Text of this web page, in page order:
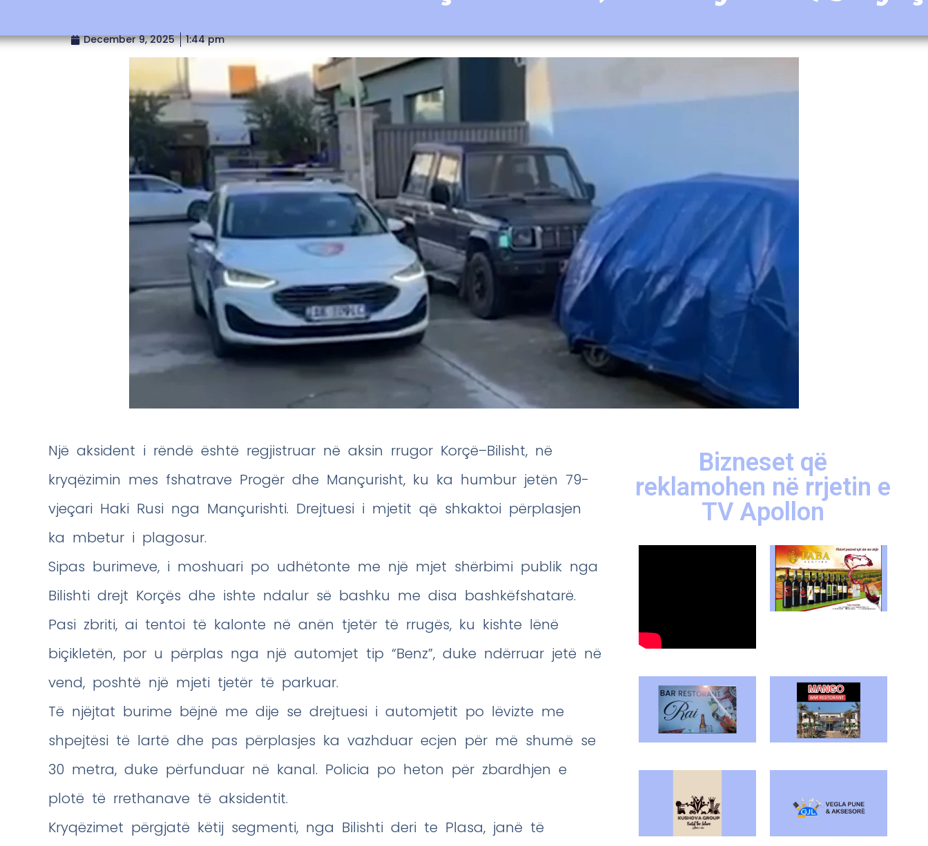
December 9, 2025 1:44 pm
Një aksident i rëndë është regjistruar në aksin rrugor Korçë–Bilisht, në
kryqëzimin mes fshatrave Progër dhe Mançurisht, ku ka humbur jetën 79-
vjeçari Haki Rusi nga Mançurishti. Drejtuesi i mjetit që shkaktoi përplasjen
ka mbetur i plagosur.
Sipas burimeve, i moshuari po udhëtonte me një mjet shërbimi publik nga
Bilishti drejt Korçës dhe ishte ndalur së bashku me disa bashkëfshatarë.
Pasi zbriti, ai tentoi të kalonte në anën tjetër të rrugës, ku kishte lënë
biçikletën, por u përplas nga një automjet tip “Benz”, duke ndërruar jetë në
vend, poshtë një mjeti tjetër të parkuar.
Të njëjtat burime bëjnë me dije se drejtuesi i automjetit po lëvizte me
shpejtësi të lartë dhe pas përplasjes ka vazhduar ecjen për më shumë se
30 metra, duke përfunduar në kanal. Policia po heton për zbardhjen e
plotë të rrethanave të aksidentit.
Kryqëzimet përgjatë këtij segmenti, nga Bilishti deri te Plasa, janë të
Bizneset që
reklamohen në rrjetin e
TV Apollon